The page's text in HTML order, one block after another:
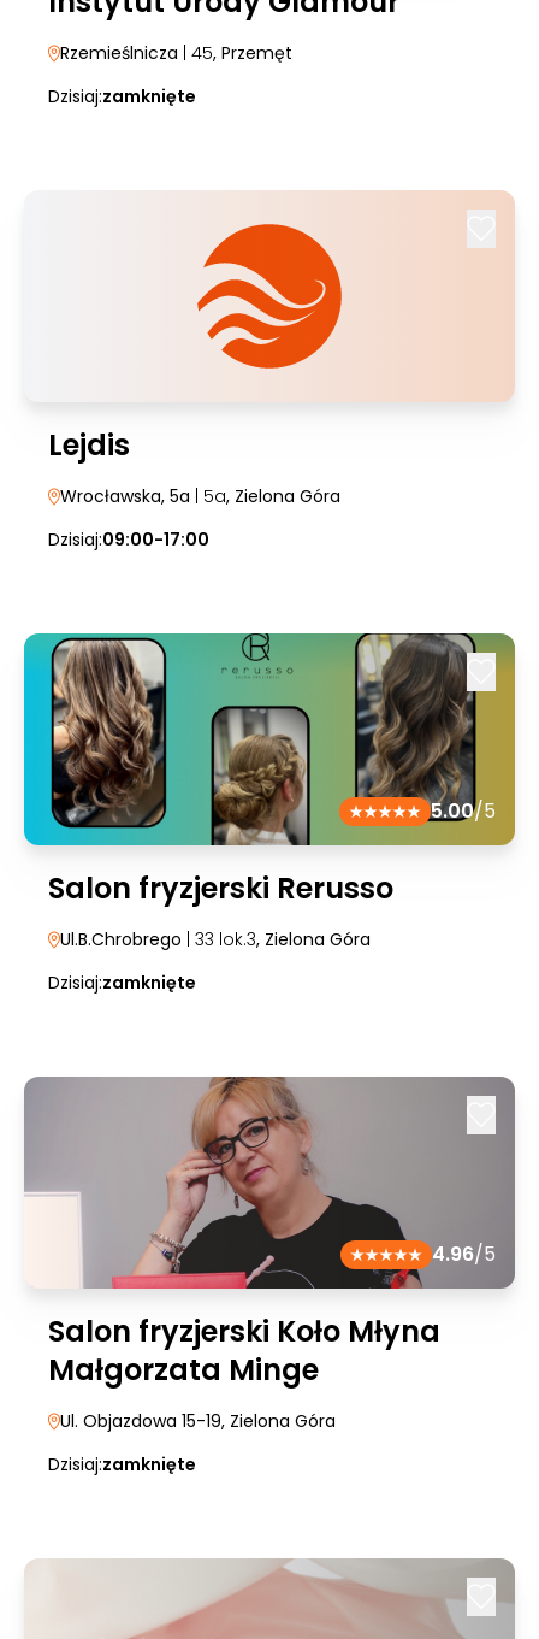
Rzemieślnicza | 45, Przemęt
Dzisiaj:zamknięte
Lejdis
Wrocławska, 5a | 5a, Zielona Góra
Dzisiaj:09:00-17:00
5.00/5
Salon fryzjerski Rerusso
Ul.B.Chrobrego | 33 lok.3, Zielona Góra
Dzisiaj:zamknięte
4.96/5
Salon fryzjerski Koło Młyna
Małgorzata Minge
Ul. Objazdowa 15-19, Zielona Góra
Dzisiaj:zamknięte